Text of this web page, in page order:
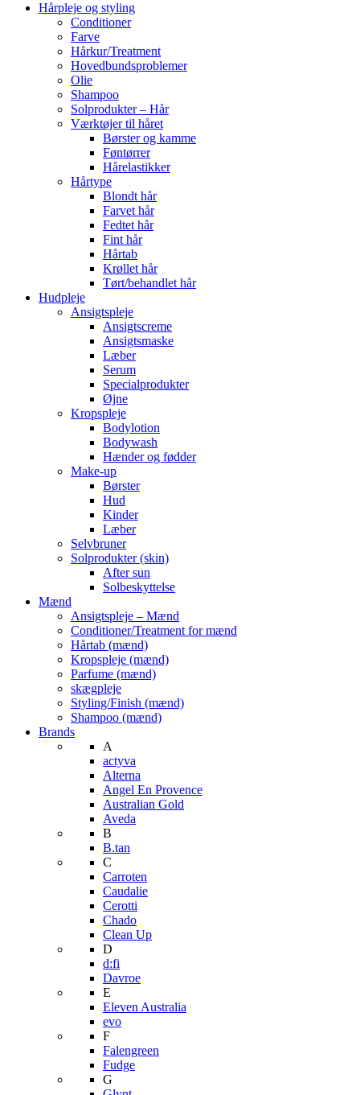
Hårpleje og styling
Conditioner
Farve
Hårkur/Treatment
Hovedbundsproblemer
Olie
Shampoo
Solprodukter – Hår
Værktøjer til håret
Børster og kamme
Føntørrer
Hårelastikker
Hårtype
Blondt hår
Farvet hår
Fedtet hår
Fint hår
Hårtab
Krøllet hår
Tørt/behandlet hår
Hudpleje
Ansigtspleje
Ansigtscreme
Ansigtsmaske
Læber
Serum
Specialprodukter
Øjne
Kropspleje
Bodylotion
Bodywash
Hænder og fødder
Make-up
Børster
Hud
Kinder
Læber
Selvbruner
Solprodukter (skin)
After sun
Solbeskyttelse
Mænd
Ansigtspleje – Mænd
Conditioner/Treatment for mænd
Hårtab (mænd)
Kropspleje (mænd)
Parfume (mænd)
skægpleje
Styling/Finish (mænd)
Shampoo (mænd)
Brands
A
actyva
Alterna
Angel En Provence
Australian Gold
Aveda
B
B.tan
C
Carroten
Caudalie
Cerotti
Chado
Clean Up
D
d:fi
Davroe
E
Eleven Australia
evo
F
Falengreen
Fudge
G